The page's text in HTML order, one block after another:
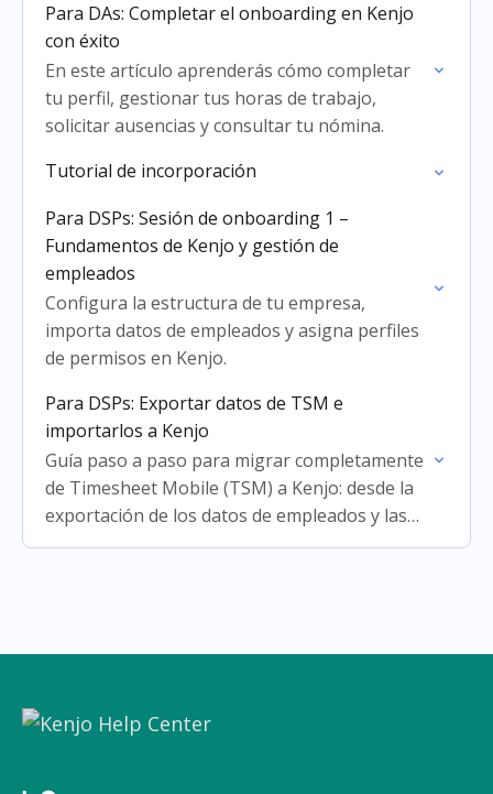
Oficinas y Ubicaciones, Departamentos,
Equipos…
Para DAs: Completar el onboarding en Kenjo
con éxito
En este artículo aprenderás cómo completar
tu perfil, gestionar tus horas de trabajo,
solicitar ausencias y consultar tu nómina.
Tutorial de incorporación
Para DSPs: Sesión de onboarding 1 –
Fundamentos de Kenjo y gestión de
empleados
Configura la estructura de tu empresa,
importa datos de empleados y asigna perfiles
de permisos en Kenjo.
Para DSPs: Exportar datos de TSM e
importarlos a Kenjo
Guía paso a paso para migrar completamente
de Timesheet Mobile (TSM) a Kenjo: desde la
exportación de los datos de empleados y las
hojas de horas en TSM hasta completar…